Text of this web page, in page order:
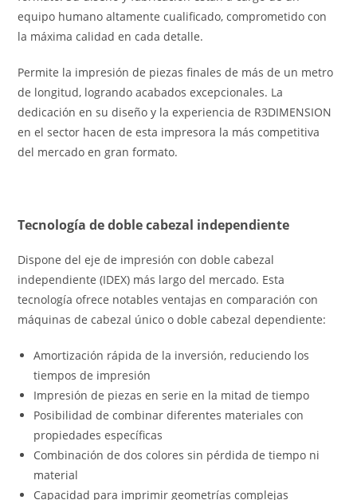
equipo humano altamente cualificado, comprometido con
la máxima calidad en cada detalle.
Permite la impresión de piezas finales de más de un metro
de longitud, logrando acabados excepcionales. La
dedicación en su diseño y la experiencia de R3DIMENSION
en el sector hacen de esta impresora la más competitiva
del mercado en gran formato.
Tecnología de doble cabezal independiente
Dispone del eje de impresión con doble cabezal
independiente (IDEX) más largo del mercado. Esta
tecnología ofrece notables ventajas en comparación con
máquinas de cabezal único o doble cabezal dependiente:
Amortización rápida de la inversión, reduciendo los
tiempos de impresión
Impresión de piezas en serie en la mitad de tiempo
Posibilidad de combinar diferentes materiales con
propiedades específicas
Combinación de dos colores sin pérdida de tiempo ni
material
Capacidad para imprimir geometrías complejas